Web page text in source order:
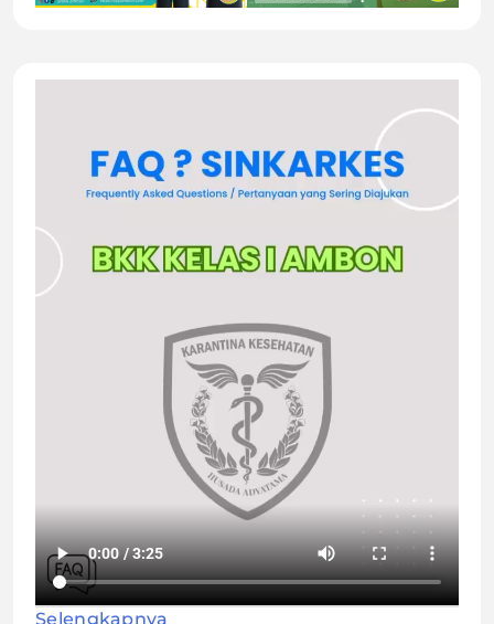
Selengkapnya